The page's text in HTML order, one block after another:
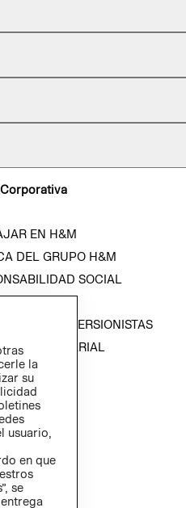
EN H&M
DEL GRUPO H&M
SOCIAL
CON INVERSIONISTAS
EMPRESARIAL
la
su
usuario,
en que
se